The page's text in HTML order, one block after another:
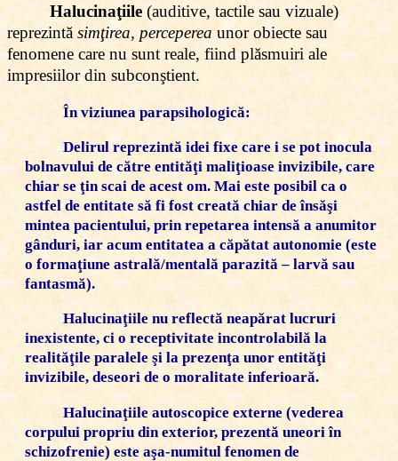
Halucinaţiile (auditive, tactile sau vizuale)
reprezintă simţirea, perceperea unor obiecte sau
fenomene care nu sunt reale, fiind plăsmuiri ale
impresiilor din subconştient.
În viziunea parapsihologică:
Delirul reprezintă idei fixe care i se pot inocula
bolnavului de către entităţi maliţioase invizibile, care
chiar se ţin scai de acest om. Mai este posibil ca o
astfel de entitate să fi fost creată chiar de însăşi
mintea pacientului, prin repetarea intensă a anumitor
gânduri, iar acum entitatea a căpătat autonomie (este
o formaţiune astrală/mentală parazită – larvă sau
fantasmă).
Halucinaţiile nu reflectă neapărat lucruri
inexistente, ci o receptivitate incontrolabilă la
realităţile paralele şi la prezenţa unor entităţi
invizibile, deseori de o moralitate inferioară.
Halucinaţiile autoscopice externe(vederea
corpului propriu din exterior, prezentă uneori în
schizofrenie) este aşa-numitul fenomen de